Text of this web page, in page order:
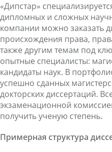
«Дипстар»
дипломных и сложных
компании можно заказать
происхождения права,
также другим темам под
опытные специалисты:
кандидаты наук. В
успешно сданных
докторских диссертаций.
экзаменационной
получить ученую степень.
Примерная структура